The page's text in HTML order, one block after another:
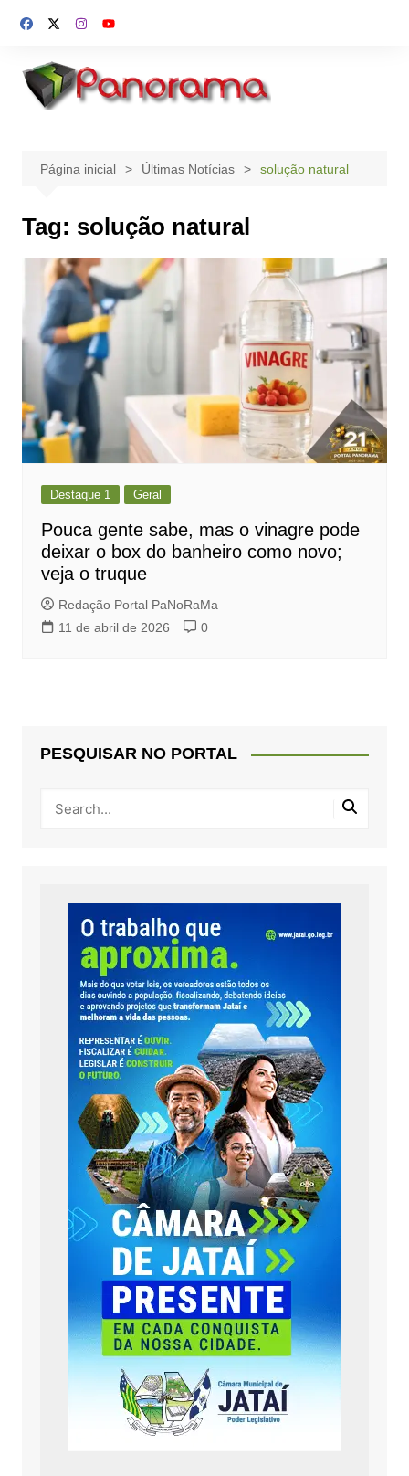
para
conteúdo
Página inicial Últimas Notícias solução natural
Tag: solução natural
Destaque 1 Geral
Pouca gente sabe, mas o vinagre pode
deixar o box do banheiro como novo;
veja o truque
Redação Portal PaNoRaMa
11 de abril de 2026
0
PESQUISAR NO PORTAL